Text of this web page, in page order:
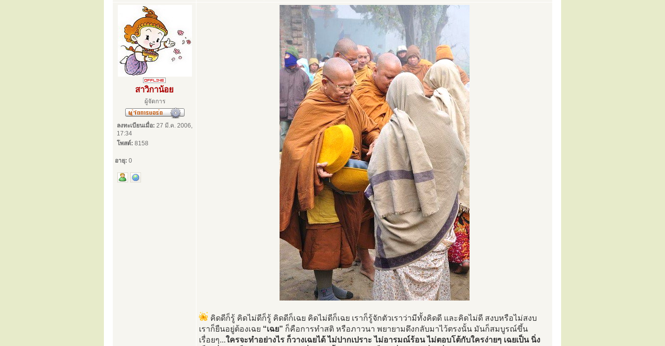
สาวิกาน้อย
ผู้จัดการ
ลงทะเบียนเมื่อ: 27 มี.ค. 2006,
17:34
โพสต์: 8158
อายุ: 0
คิดดีก็รู้ คิดไม่ดีก็รู้ คิดดีก็เฉย คิดไม่ดีก็เฉย เราก็รู้จักตัวเราว่ามีทั้งคิดดี และคิดไม่ดี สงบหรือไม่สงบ
เราก็ยืนอยู่ต้องเฉย “เฉย” ก็คือการทำสติ หรือภาวนา พยายามดึงกลับมาไว้ตรงนั้น มันก็สมบูรณ์ขึ้น
เรื่อยๆ...ใครจะทำอย่างไร ก็วางเฉยได้ ไม่ปากเปราะ ไม่อารมณ์ร้อน ไม่ตอบโต้กับใครง่ายๆ เฉยเป็น นิ่ง